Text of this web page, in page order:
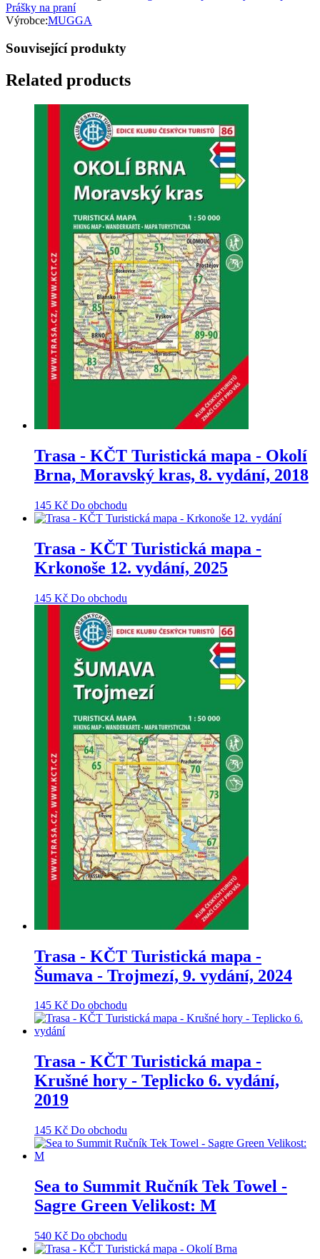
Prášky na praní
Výrobce:MUGGA
Související produkty
Related products
Trasa - KČT Turistická mapa - Okolí
Brna, Moravský kras, 8. vydání, 2018
145 Kč Do obchodu
Trasa - KČT Turistická mapa -
Krkonoše 12. vydání, 2025
145 Kč Do obchodu
Trasa - KČT Turistická mapa -
Šumava - Trojmezí, 9. vydání, 2024
145 Kč Do obchodu
Trasa - KČT Turistická mapa -
Krušné hory - Teplicko 6. vydání,
2019
145 Kč Do obchodu
Sea to Summit Ručník Tek Towel -
Sagre Green Velikost: M
540 Kč Do obchodu